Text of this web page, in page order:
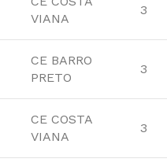
VIANA
3
CE BARRO
PRETO
3
CE COSTA
VIANA
3